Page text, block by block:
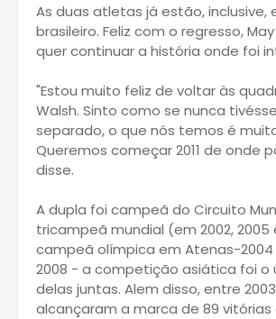
As duas atletas já estão, inclusive,
brasileiro. Feliz com o regresso,
quer continuar a história onde foi
"Estou muito feliz de voltar às
Walsh. Sinto como se nunca
separado, o que nós temos é
Queremos começar 2011 de onde
disse.
A dupla foi campeã do Circuito
tricampeã mundial (em 2002, 2005
campeã olímpica em Atenas-2004
2008 - a competição asiática foi o
delas juntas. Alem disso, entre
alcançaram a marca de 89 vitórias